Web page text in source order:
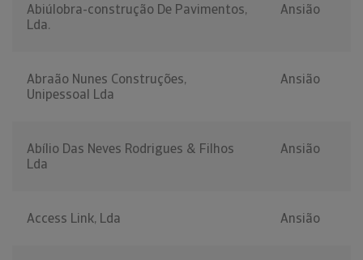
Abiúlobra-construção De Pavimentos,
Lda.
Ansião
Abraão Nunes Construções,
Unipessoal Lda
Ansião
Abílio Das Neves Rodrigues & Filhos
Lda
Ansião
Access Link, Lda Ansião